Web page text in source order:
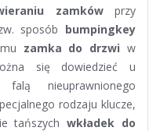
zamkówprzy
sposób bumpingkey
zamka do drzwi w
się dowiedzieć u
nieuprawnionego
rodzaju klucze,
tańszychwkładek do